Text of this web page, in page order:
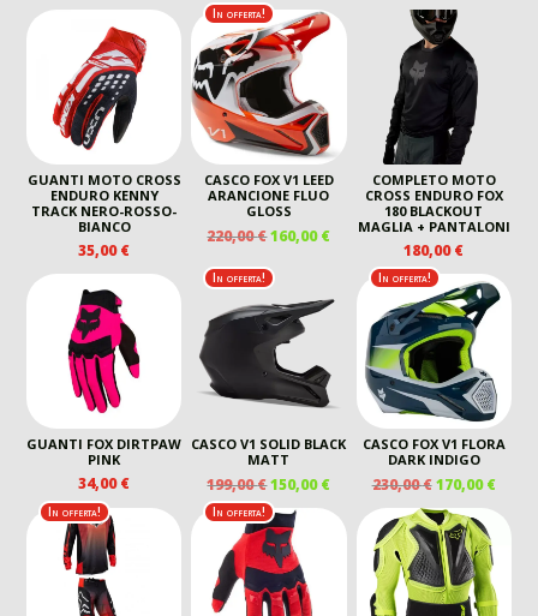
230,00 €.
È:
180,00 €.
PREZZO
ORIGINALE
ERA:
195,00 €.
GUANTI MOTO CROSS
ENDURO KENNY
TRACK NERO-ROSSO-
BIANCO
35,00€
In offerta!
CASCO FOX V1 LEED
ARANCIONE FLUO
GLOSS
220,00€IL
ORIGINALE
ERA:
220,00 €.
160,00€IL
ATTUALE
È:
160,00 €.
COMPLETO MOTO
CROSS ENDURO FOX
180 BLACKOUT
MAGLIA + PANTALONI
180,00€
GUANTI FOX DIRTPAW
PINK
34,00€
In offerta!
CASCO V1 SOLID BLACK
MATT
199,00€IL
PREZZO
ORIGINALE
ERA:
199,00 €.
150,00€IL
PREZZO
ATTUALE
150,00 €.
In offerta!
CASCO FOX V1 FLORA
DARK INDIGO
230,00€ IL
PREZZO
ORIGINALE
ERA:
230,00 €.
170,00€IL
In offerta! In offerta!